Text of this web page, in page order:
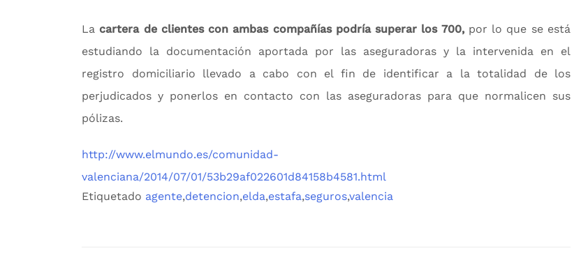
Lacartera de clientes con ambas compañías podría superar los 700,por lo que se está
estudiando la documentación aportada por las aseguradoras y la intervenida en el
registro domiciliario llevado a cabo con el fin de identificar a la totalidad de los
perjudicados y ponerlos en contacto con las aseguradoras para que normalicen sus
pólizas.
http://www.elmundo.es/comunidad-
valenciana/2014/07/01/53b29af022601d84158b4581.html
Etiquetado agente,detencion,elda,estafa,seguros,valencia